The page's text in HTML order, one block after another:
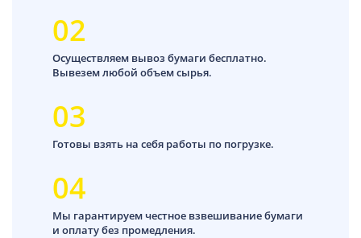
02
Осуществляем вывоз бумаги бесплатно.
Вывезем любой объем сырья.
03
Готовы взять на себя работы по погрузке.
04
Мы гарантируем честное взвешивание бумаги
и оплату без промедления.